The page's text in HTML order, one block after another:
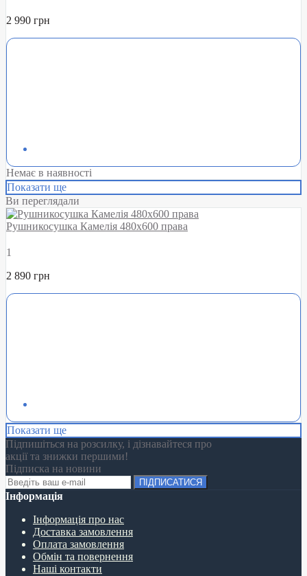
2 990 грн
Немає в наявності
Показати ще
Ви переглядали
Рушникосушка Камелія 480х600 права
1
2 890 грн
Показати ще
Підпишіться на розсилку, і дізнавайтеся про
акції та знижки першими!
Підписка на новини
ПІДПИСАТИСЯ
Інформація
Інформація про нас
Доставка замовлення
Оплата замовлення
Обмін та повернення
Наші контакти